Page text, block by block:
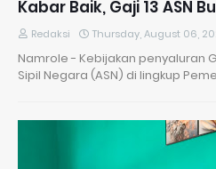
Kabar Baik, Gaji 13 ASN
Redaksi Thursday, August 06,
Namrole - Kebijakan penyaluran
Sipil Negara (ASN) di lingkup